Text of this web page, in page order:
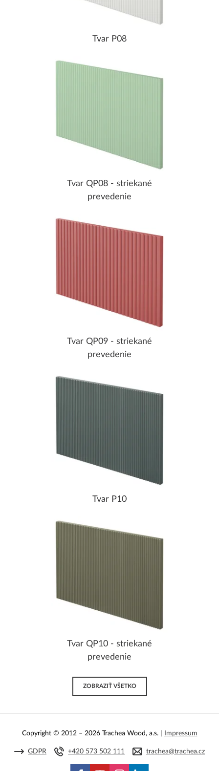
Tvar P08
Tvar QP08 - striekané
prevedenie
Tvar QP09 - striekané
prevedenie
Tvar P10
Tvar QP10 - striekané
prevedenie
ZOBRAZIŤ VŠETKO
Copyright © 2012 – 2026 Trachea Wood, a.s. | Impressum
GDPR +420 573 502 111 trachea@trachea.cz